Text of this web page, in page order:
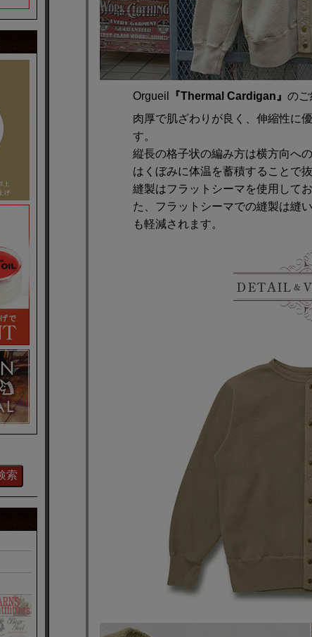
Orgueil 『Thermal Cardigan』 のご
肉厚で肌ざわりが良く、伸縮性に
す。
縦長の格子状の編み方は横方向へ
はくぼみに体温を蓄積することで
縫製はフラットシーマを使用して
た、フラットシーマでの縫製は縫
も軽減されます。